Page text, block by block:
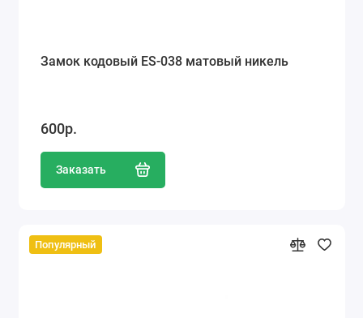
Замок кодовый ES-038 матовый никель
600р.
Заказать
Популярный